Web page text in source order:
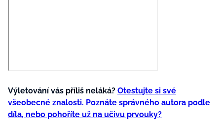
Výletování vás příliš neláká? Otestujte si své
všeobecné znalosti. Poznáte správného autora podle
díla, nebo pohoříte už na učivu prvouky?